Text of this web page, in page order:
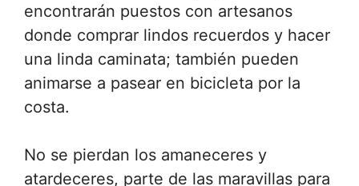
encontrarán puestos con artesanos
donde comprar lindos recuerdos y hacer
una linda caminata; también pueden
animarse a pasear en bicicleta por la
costa.
No se pierdan los amaneceres y
atardeceres, parte de las maravillas para